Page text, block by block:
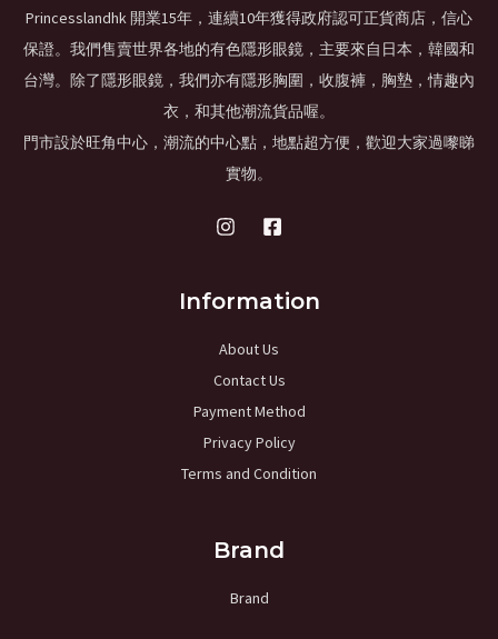
Princesslandhk 開業15年，連續10年獲得政府認可正貨商店，信心
保證。我們售賣世界各地的有色隱形眼鏡，主要來自日本，韓國和
台灣。除了隱形眼鏡，我們亦有隱形胸圍，收腹褲，胸墊，情趣內
衣，和其他潮流貨品喔。
門市設於旺角中心，潮流的中心點，地點超方便，歡迎大家過嚟睇
實物。
Information
About Us
Contact Us
Payment Method
Privacy Policy
Terms and Condition
Brand
Brand